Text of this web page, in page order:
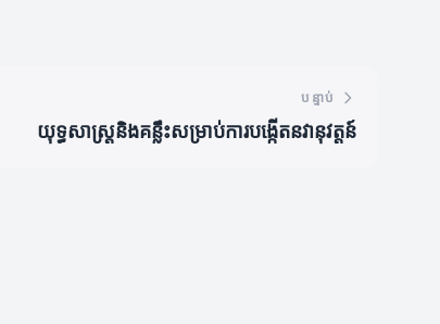
បន្ទាប់
យុទ្ធសាស្ត្រនិងគន្លឹះសម្រាប់ការបង្កើតនវានុវត្តន៍